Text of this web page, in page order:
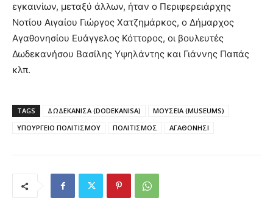
εγκαινίων, μεταξύ άλλων, ήταν ο Περιφερειάρχης
Νοτίου Αιγαίου Γιώργος Χατζημάρκος, ο Δήμαρχος
Αγαθονησίου Ευάγγελος Κόττορος, οι βουλευτές
Δωδεκανήσου Βασίλης Υψηλάντης και Γιάννης Παπάς
κλπ.
TAGS ΔΩΔΕΚΑΝΙΣΑ (DODEKANISA)
ΜΟΥΣΕΙΑ (MUSEUMS)
ΥΠΟΥΡΓΕΙΟ ΠΟΛΙΤΙΣΜΟΥ
ΠΟΛΙΤΙΣΜΟΣ ΑΓΑΘΟΝΗΣΙ